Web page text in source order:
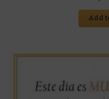
Add